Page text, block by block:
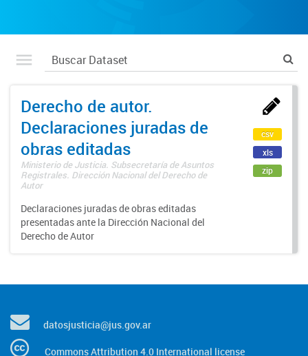
Derecho de autor.
Declaraciones juradas de
obras editadas
Ministerio de Justicia. Subsecretaría de Asuntos
Registrales. Dirección Nacional del Derecho de
Autor
Declaraciones juradas de obras editadas
presentadas ante la Dirección Nacional del
Derecho de Autor
csv
xls
zip
datosjusticia@jus.gov.ar
Commons Attribution 4.0 International license